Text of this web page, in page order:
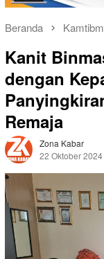
Beranda
Kanit
dengan
Remaja
Zona Kabar
22 Oktober 2024